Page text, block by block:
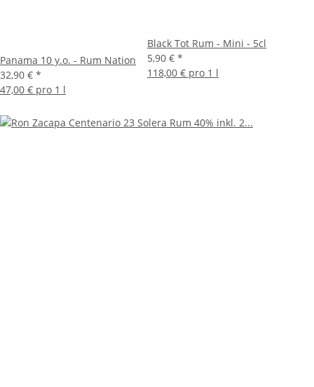
Panama 10 y.o. - Rum Nation
32,90 € *
47,00 € pro 1 l
Black Tot Rum - Mini - 5cl
5,90 € *
118,00 € pro 1 l